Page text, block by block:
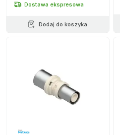
Dostawa ekspresowa
Dodaj do koszyka